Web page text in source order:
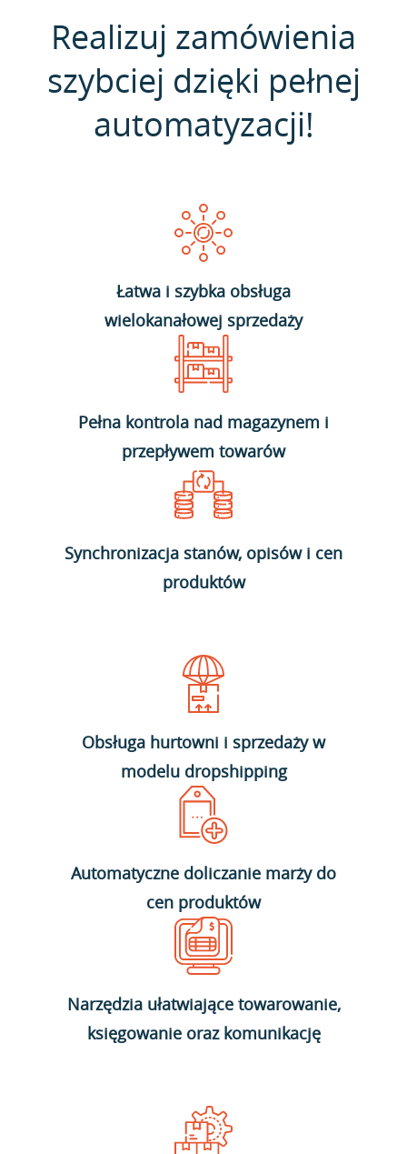
Realizuj zamówienia
szybciej dzięki pełnej
automatyzacji!
Łatwa i szybka obsługa
wielokanałowej sprzedaży
Pełna kontrola nad magazynem i
przepływem towarów
Synchronizacja stanów, opisów i cen
produktów
Obsługa hurtowni i sprzedaży w
modelu dropshipping
Automatyczne doliczanie marży do
cen produktów
Narzędzia ułatwiające towarowanie,
księgowanie oraz komunikację